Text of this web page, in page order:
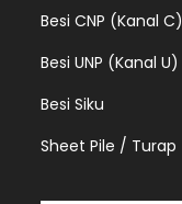
Besi CNP (Kanal C)
Besi UNP (Kanal U)
Besi Siku
Sheet Pile / Turap